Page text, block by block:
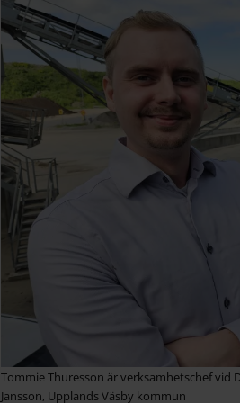
Tommie Thuresson är verksamhetschef
Jansson, Upplands Väsby kommun